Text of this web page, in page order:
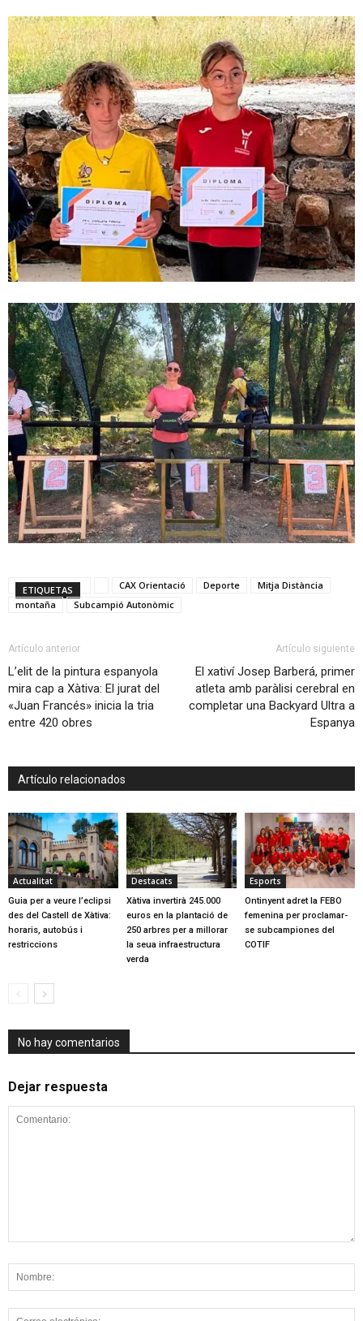
ETIQUETAS CAX Orientació Deporte
Mitja Distància
montaña
Subcampió Autonòmic
Artículo anterior
L’elit de la pintura espanyola
mira cap a Xàtiva: El jurat del
«Juan Francés» inicia la tria
entre 420 obres
Artículo siguiente
El xativí Josep Barberá, primer
atleta amb paràlisi cerebral en
completar una Backyard Ultra a
Espanya
Artículo relacionados
Actualitat
Guia per a veure l’eclipsi
des del Castell de Xàtiva:
horaris, autobús i
restriccions
Destacats
Xàtiva invertirà 245.000
euros en la plantació de
250 arbres per a millorar
la seua infraestructura
verda
Esports
Ontinyent adret la FEBO
femenina per proclamar-
se subcampiones del
COTIF
No hay comentarios
Dejar respuesta